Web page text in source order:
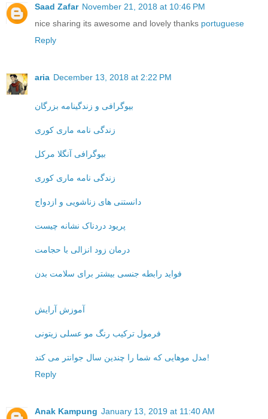
Saad Zafar November 21, 2018 at 10:46 PM
nice sharing its awesome and lovely thanks portuguese
Reply
aria December 13, 2018 at 2:22 PM
بیوگرافی و زندگینامه بزرگان
زندگی نامه ماری کوری
بیوگرافی آنگلا مرکل
زندگی نامه ماری کوری
دانستنی های زناشویی و ازدواج
پریود دردناک نشانه چیست
درمان زود انزالی با حجامت
فواید رابطه جنسی بیشتر برای سلامت بدن
آموزش آرایش
فرمول ترکیب رنگ مو عسلی زیتونی
مدل موهایی که شما را چندین سال جوانتر می کند!
Reply
Anak Kampung January 13, 2019 at 11:40 AM